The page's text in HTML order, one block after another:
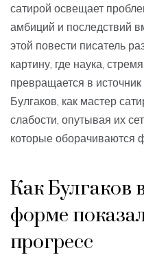
сатирой освещает
амбиций и последствий
этой повести писатель
картину, где наука,
превращается в
Булгаков, как мастер
слабости, опутывая их
которые оборачиваются
Как Булгаков
форме
прогресс